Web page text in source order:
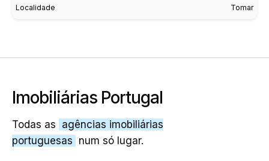
Localidade Tomar
Imobiliárias Portugal
Todas as agências imobiliárias
portuguesas num só lugar.